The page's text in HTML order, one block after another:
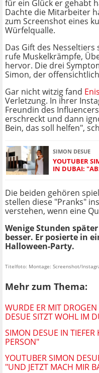
für ein Glück er gehabt
Dachte die Mitarbeiter
zum Screenshot eines
Würfelqualle.
Das Gift des
rufe Muskelkrämpfe,
hervor. Die drei
Simon, der
Gar nicht witzig fand
Verletzung. In ihrer
Freundin des
erschreckt und dann
Bein, das soll helfen",
SIMON DESUE
YOUTUBER
IN DUBAI:
Die beiden gehören
stellen diese "Pranks"
verstehen, wenn eine
Wenige Stunden
besser. Er posierte in
Halloween-Party.
Titelfoto: Montage: Screenshot/
Mehr zum Thema:
WURDE ER MIT
DESUE SITZT WOHL IM
SIMON DESUE IN TIEFER
PERSON"
YOUTUBER SIMON
"UND JETZT MACH MIR